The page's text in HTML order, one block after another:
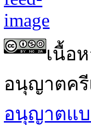
เนื้อ
อนุญาตค
อนุญาตแบ